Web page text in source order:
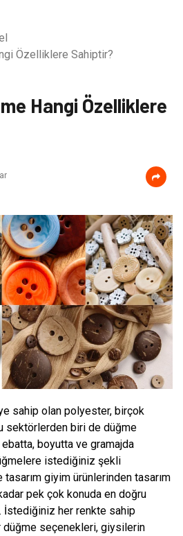
Özelliklere Sahiptir?
Hangi Özelliklere
sahip olan polyester, birçok
sektörlerden biri de düğme
boyutta ve gramajda
istediğiniz şekli
giyim ürünlerinden tasarım
pek çok konuda en doğru
İstediğiniz her renkte sahip
seçenekleri, giysilerin